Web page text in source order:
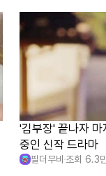
'김부장' 끝나자 마
중인 신작 드라마
필더무비 조회 6.3